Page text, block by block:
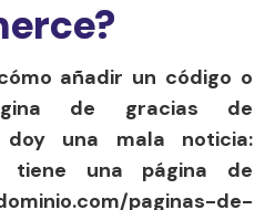
añadir un código o
de gracias de
doy una mala noticia:
tiene una página de
paginas-de-